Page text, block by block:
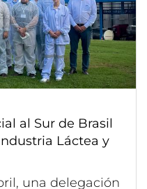
al Sur de Brasil
Láctea y
una delegación